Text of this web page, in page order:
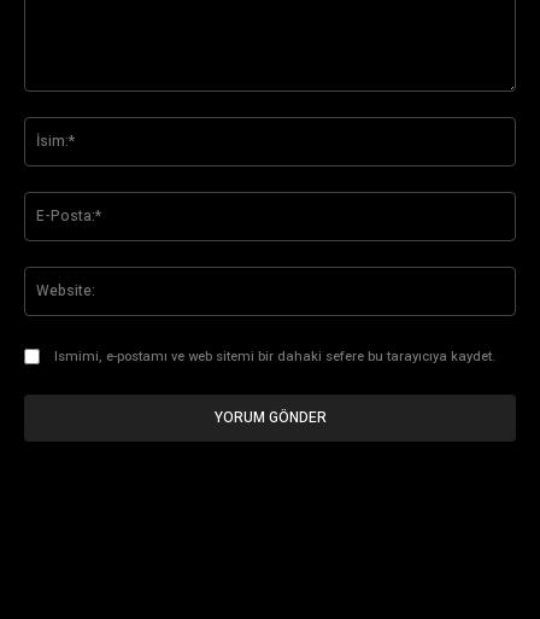
Ismimi, e-postamı ve web sitemi bir dahaki sefere bu tarayıcıya kaydet.